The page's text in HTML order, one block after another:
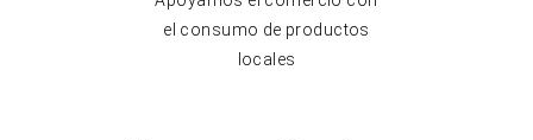
el consumo de productos
locales